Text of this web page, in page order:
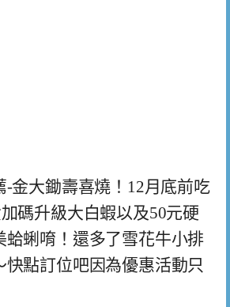
-金大鋤壽喜燒！12月底前吃
碼升級大白蝦以及50元硬
蛤蜊唷！還多了雪花牛小排
快點訂位吧因為優惠活動只